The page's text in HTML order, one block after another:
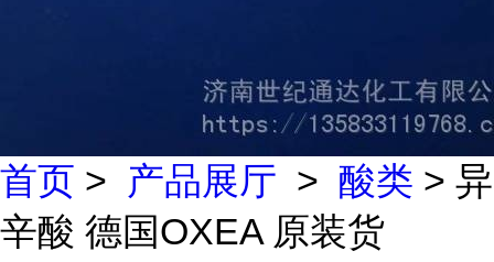
首页 > 产品展厅 > 酸类 > 异
辛酸 德国OXEA 原装货